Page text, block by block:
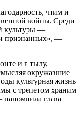
чтим и
войны. Среди
культуры —
признанных», —
и в тылу,
окружавшие
культурная жизнь
с трепетом храним
напомнила глава